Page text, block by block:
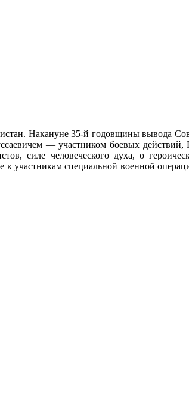
Накануне 35-й годовщины вывода
— участником боевых действий,
силе человеческого духа, о
участникам специальной военной